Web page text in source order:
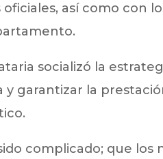
así como con
socializó la
garantizar la
complicado; que los